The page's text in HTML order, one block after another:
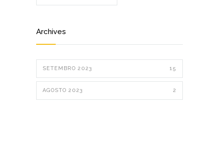
Archives
SETEMBRO 2023 15
AGOSTO 2023 2